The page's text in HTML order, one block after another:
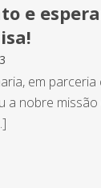
e
em parceria
a nobre